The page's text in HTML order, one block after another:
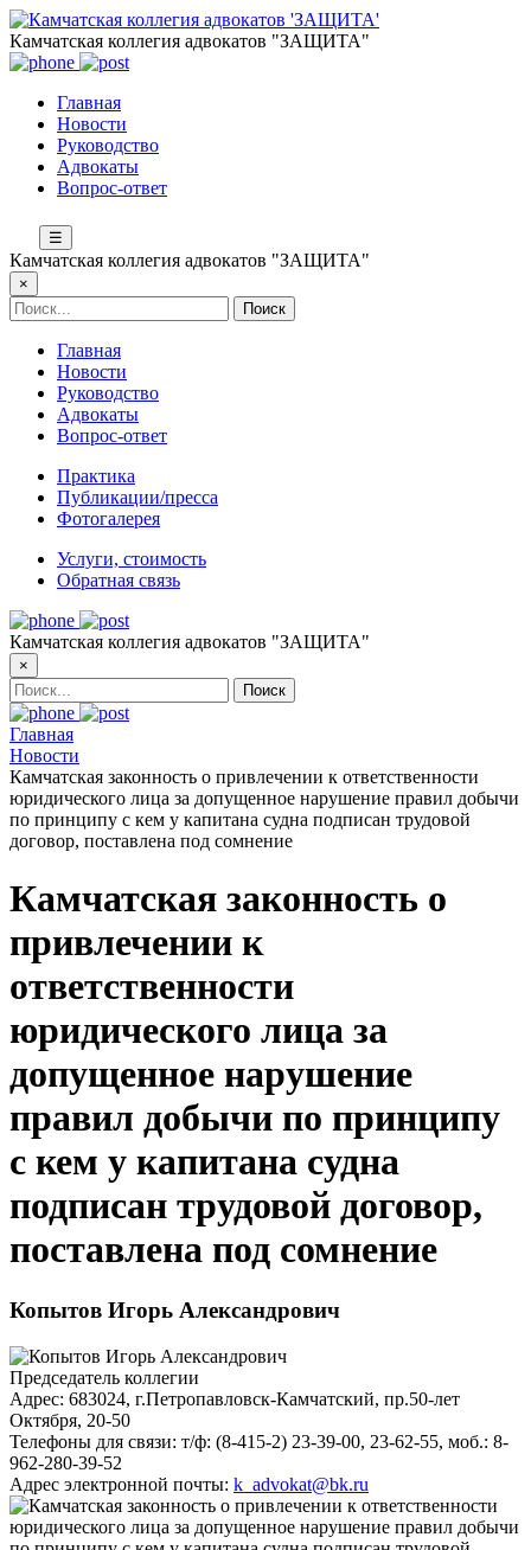
Камчатская коллегия адвокатов "ЗАЩИТА"
Главная
Новости
Руководство
Адвокаты
Вопрос-ответ
☰
Камчатская коллегия адвокатов "ЗАЩИТА"
×
Главная
Новости
Руководство
Адвокаты
Вопрос-ответ
Практика
Публикации/пресса
Фотогалерея
Услуги, стоимость
Обратная связь
Камчатская коллегия адвокатов "ЗАЩИТА"
×
Главная
Новости
Камчатская законность о привлечении к ответственности
юридического лица за допущенное нарушение правил добычи
по принципу с кем у капитана судна подписан трудовой
договор, поставлена под сомнение
Камчатская законность о
привлечении к
ответственности
юридического лица за
допущенное нарушение
правил добычи по принципу
с кем у капитана судна
подписан трудовой договор,
поставлена под сомнение
Копытов Игорь Александрович
Председатель коллегии
Адрес: 683024, г.Петропавловск-Камчатский, пр.50-лет
Октября, 20-50
Телефоны для связи: т/ф: (8-415-2) 23-39-00, 23-62-55, моб.: 8-
962-280-39-52
Адрес электронной почты: k_advokat@bk.ru